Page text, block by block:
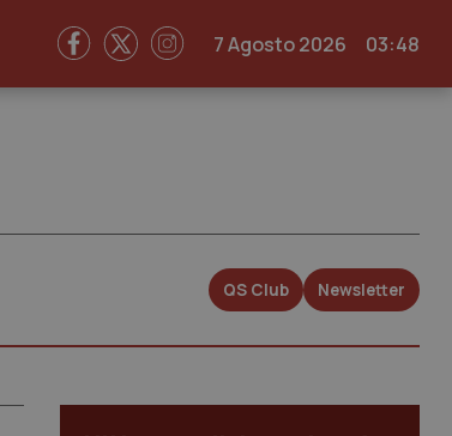
7 Agosto 2026 03:48
QS Club Newsletter